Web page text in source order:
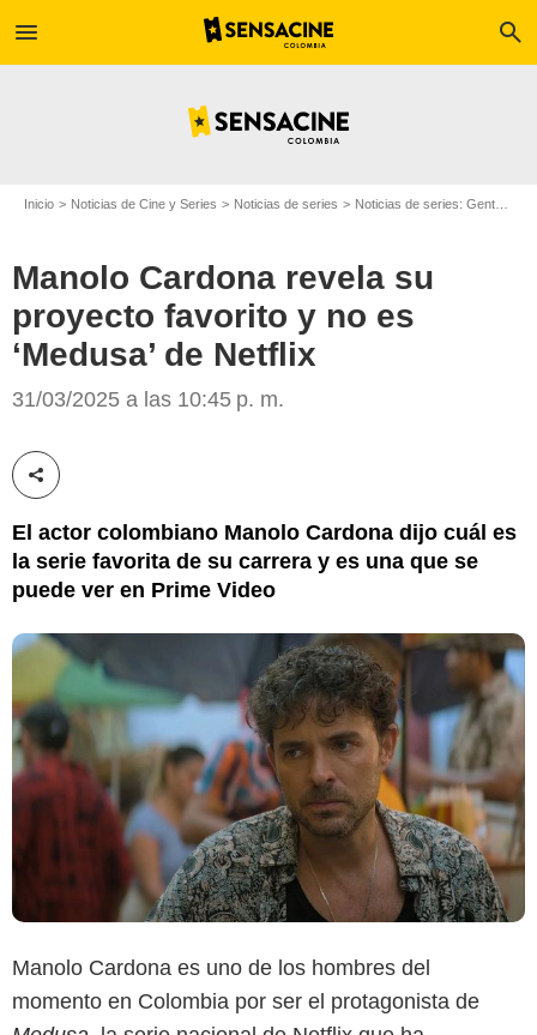
menu search
Inicio Noticias de Cine y Series Noticias de series Noticias de series: Gente
Manolo Cardona revela su
proyecto favorito y no es
‘Medusa’ de Netflix
31/03/2025 a las 10:45 p. m.
Compartir esta noticia
El actor colombiano Manolo Cardona dijo cuál es
la serie favorita de su carrera y es una que se
puede ver en Prime Video
Neftlix
Manolo Cardona es uno de los hombres del
momento en Colombia por ser el protagonista de